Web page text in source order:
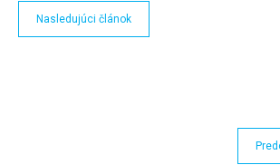
Nasledujúci článok